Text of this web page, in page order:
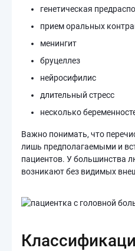
генетическая
прием оральных
менингит
бруцеллез
нейросифилис
длительный стресс
несколько
Важно понимать, что
лишь предполагаемыми и
пациентов. У большинства
возникают без видимых